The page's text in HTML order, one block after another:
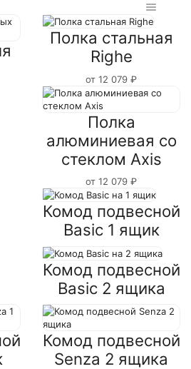
Полка стальная
Righe
от 12 079 ₽
Полка
алюминиевая со
стеклом Axis
от 12 079 ₽
Комод подвесной
Basic 1 ящик
Комод подвесной
Basic 2 ящика
Комод подвесной
Senza 2 ящика